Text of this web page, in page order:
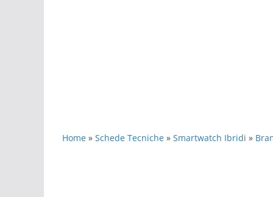
Home » Schede Tecniche » Smartwatch Ibridi »